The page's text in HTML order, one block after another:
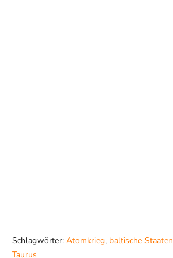
Schlagwörter: Atomkrieg, baltische Staaten
Taurus